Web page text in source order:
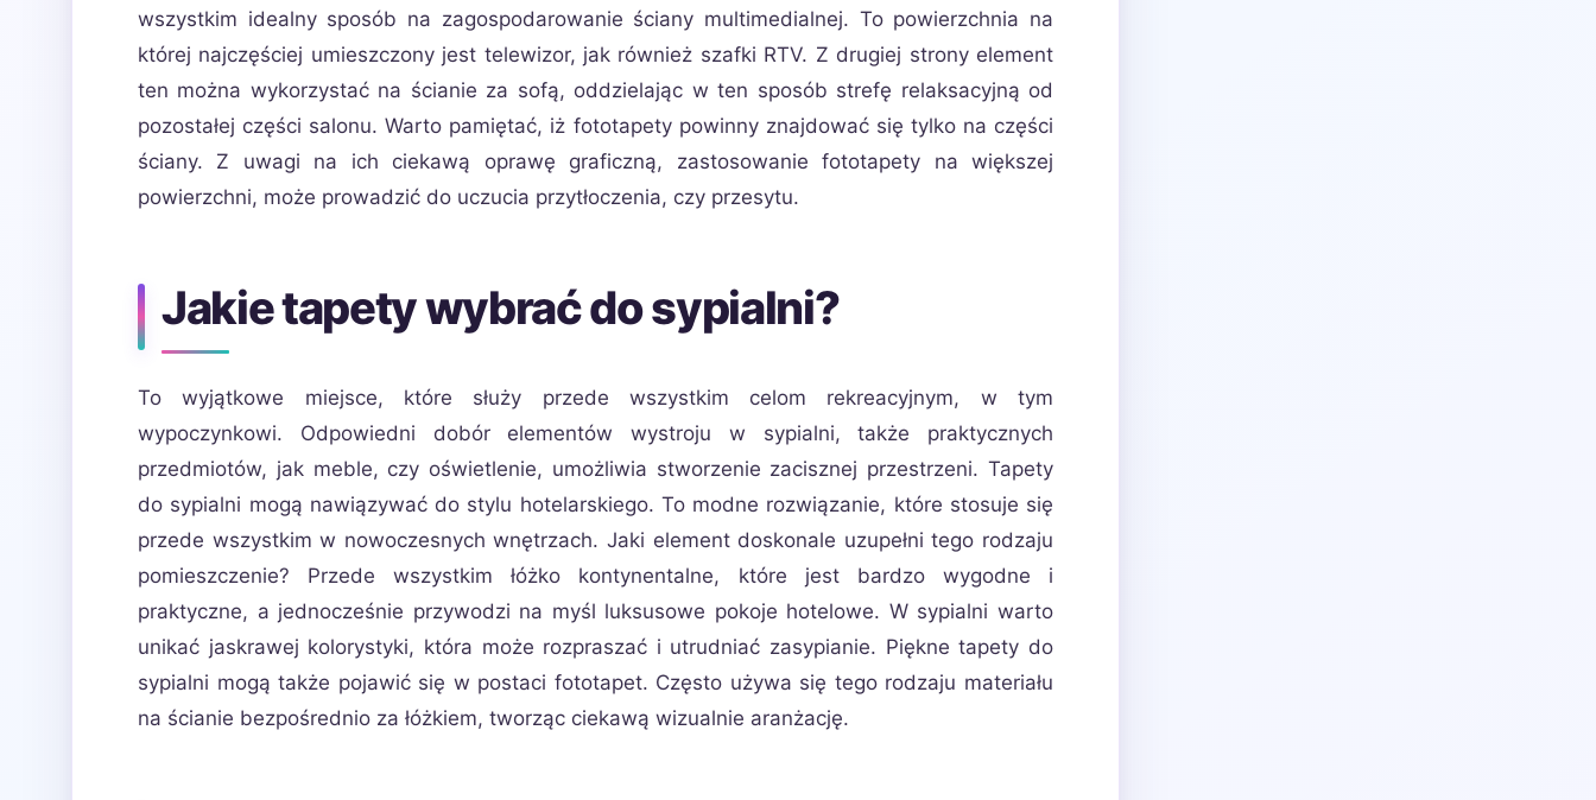
wszystkim idealny sposób na zagospodarowanie ściany multimedialnej. To powierzchnia na
której najczęściej umieszczony jest telewizor, jak również szafki RTV. Z drugiej strony element
ten można wykorzystać na ścianie za sofą, oddzielając w ten sposób strefę relaksacyjną od
pozostałej części salonu. Warto pamiętać, iż fototapety powinny znajdować się tylko na części
ściany. Z uwagi na ich ciekawą oprawę graficzną, zastosowanie fototapety na większej
powierzchni, może prowadzić do uczucia przytłoczenia, czy przesytu.
Jakie tapety wybrać do sypialni?
To wyjątkowe miejsce, które służy przede wszystkim celom rekreacyjnym, w tym
wypoczynkowi. Odpowiedni dobór elementów wystroju w sypialni, także praktycznych
przedmiotów, jak meble, czy oświetlenie, umożliwia stworzenie zacisznej przestrzeni. Tapety
do sypialni mogą nawiązywać do stylu hotelarskiego. To modne rozwiązanie, które stosuje się
przede wszystkim w nowoczesnych wnętrzach. Jaki element doskonale uzupełni tego rodzaju
pomieszczenie? Przede wszystkim łóżko kontynentalne, które jest bardzo wygodne i
praktyczne, a jednocześnie przywodzi na myśl luksusowe pokoje hotelowe. W sypialni warto
unikać jaskrawej kolorystyki, która może rozpraszać i utrudniać zasypianie. Piękne tapety do
sypialni mogą także pojawić się w postaci fototapet. Często używa się tego rodzaju materiału
na ścianie bezpośrednio za łóżkiem, tworząc ciekawą wizualnie aranżację.